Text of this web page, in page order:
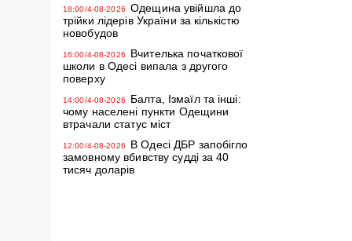
18:00/4-08-2026
Одещина увійшла до
трійки лідерів України за кількістю
новобудов
16:00/4-08-2026
Вчителька початкової
школи в Одесі випала з другого
поверху
14:00/4-08-2026
Балта, Ізмаїл та інші:
чому населені пункти Одещини
втрачали статус міст
12:00/4-08-2026
В Одесі ДБР запобігло
замовному вбивству судді за 40
тисяч доларів